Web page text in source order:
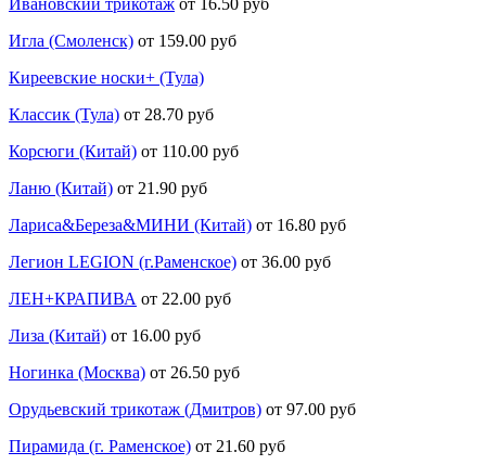
Игла (Смоленск) от 159.00 руб
Киреевские носки+ (Тула)
Классик (Тула) от 28.70 руб
Корсюги (Китай) от 110.00 руб
Ланю (Китай) от 21.90 руб
Лариса&Береза&МИНИ (Китай) от 16.80 руб
Легион LEGION (г.Раменское) от 36.00 руб
ЛЕН+КРАПИВА от 22.00 руб
Лиза (Китай) от 16.00 руб
Ногинка (Москва) от 26.50 руб
Орудьевский трикотаж (Дмитров) от 97.00 руб
Пирамида (г. Раменское) от 21.60 руб